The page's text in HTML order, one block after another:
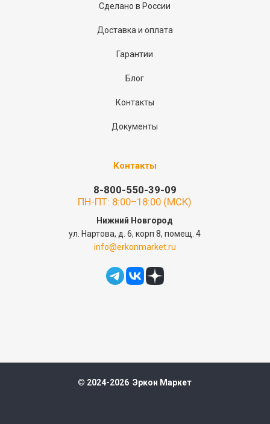
Сделано в России
Доставка и оплата
Гарантии
Блог
Контакты
Документы
Контакты
8-800-550-39-09
ПН-ПТ: 8:00–18:00 (МСК)
Нижний Новгород
ул. Нартова, д. 6, корп 8, помещ. 4
info@erkonmarket.ru
© 2024-2026 Эркон Маркет